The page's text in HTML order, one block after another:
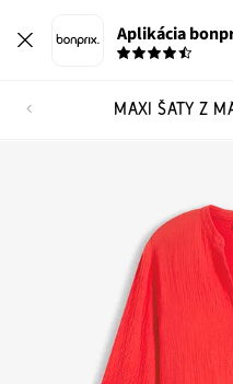
Aplikácia
MAXI ŠATY Z